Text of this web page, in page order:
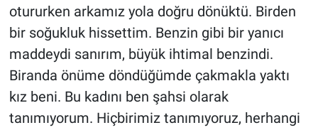
otururken arkamız yola doğru dönüktü. Birden
bir soğukluk hissettim. Benzin gibi bir yanıcı
maddeydi sanırım, büyük ihtimal benzindi.
Biranda önüme döndüğümde çakmakla yaktı
kız beni. Bu kadını ben şahsi olarak
tanımıyorum. Hiçbirimiz tanımıyoruz, herhangi